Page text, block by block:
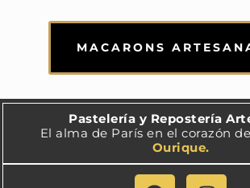
MACARONS
Pastelería y Repostería
El alma de París en el corazón de
Ourique.